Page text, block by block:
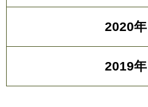
2020年
2019年